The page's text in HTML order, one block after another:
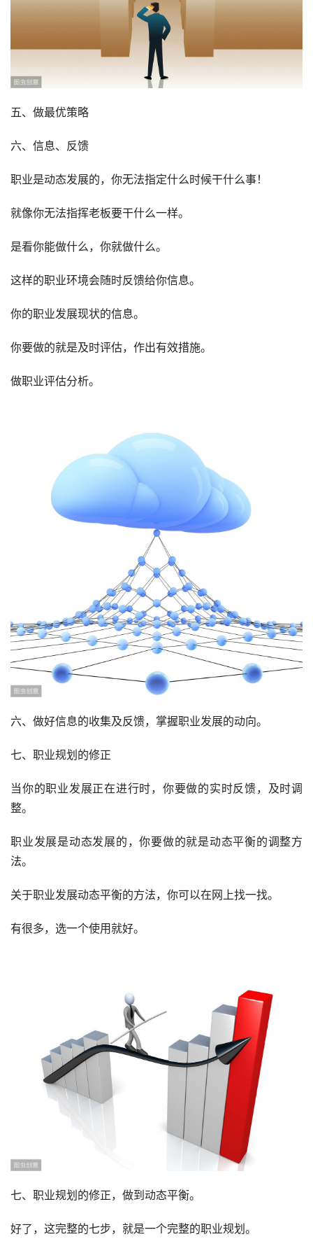
五、做最优策略
六、信息、反馈
职业是动态发展的，你无法指定什么时候干什么事！
就像你无法指挥老板要干什么一样。
是看你能做什么，你就做什么。
这样的职业环境会随时反馈给你信息。
你的职业发展现状的信息。
你要做的就是及时评估，作出有效措施。
做职业评估分析。
六、做好信息的收集及反馈，掌握职业发展的动向。
七、职业规划的修正
当你的职业发展正在进行时，你要做的实时反馈，及时调
整。
职业发展是动态发展的，你要做的就是动态平衡的调整方
法。
关于职业发展动态平衡的方法，你可以在网上找一找。
有很多，选一个使用就好。
七、职业规划的修正，做到动态平衡。
好了，这完整的七步，就是一个完整的职业规划。